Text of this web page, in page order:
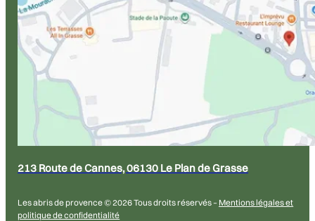
213 Route de Cannes, 06130 Le Plan de Grasse
Les abris de provence © 2026 Tous droits réservés – Mentions légales et
politique de confidentialité